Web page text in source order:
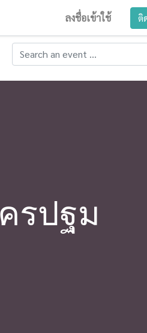
ลงชื่อเข้าใช้ ติ
รปฐม